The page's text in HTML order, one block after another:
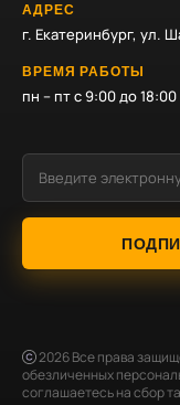
АДРЕС
г. Екатеринбург, ул.
ВРЕМЯ РАБОТЫ
пн – пт с 9:00 до 18:00
2026Все права
обезличенных
соглашаетесь на сбор